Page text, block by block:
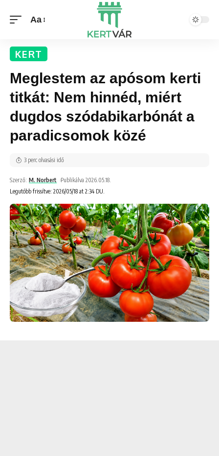
Aa
KERT
Meglestem az apósom kerti
titkát: Nem hinnéd, miért
dugdos szódabikarbónát a
paradicsomok közé
Legutóbb frissítve: 2026/05/18 at 2:34 DU.
Szerző: M. Norbert Publikálva 2026.05.18.
3 perc olvasási idő